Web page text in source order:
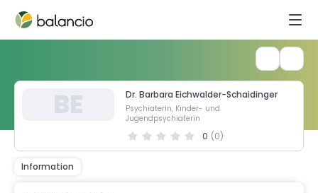
Dr. Barbara Eichwalder-Schaidinger
Psychiaterin, Kinder- und
Jugendpsychiaterin
0 (0)
Information